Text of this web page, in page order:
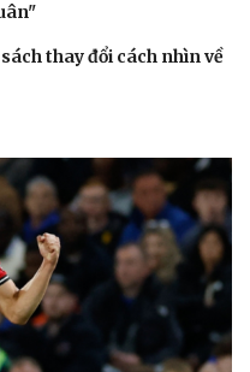
Câu chuyện thời sự
Đọc truyện đêm khuya
thay đổi cách nhìn về